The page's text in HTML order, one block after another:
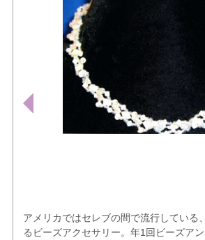
アメリカではセレブの間で流行している
るビーズアクセサリー。年1回ビーズア